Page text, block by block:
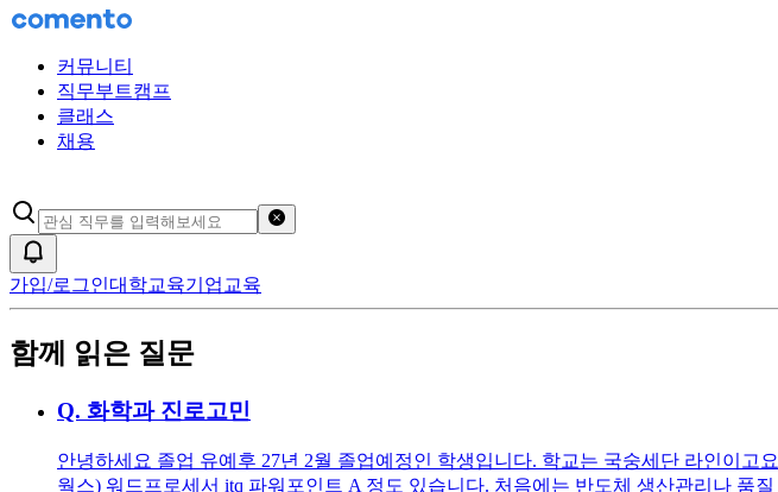
커뮤니티
직무부트캠프
클래스
채용
가입/로그인대학교육기업교육
함께 읽은 질문
Q. 화학과 진로고민
안녕하세요 졸업 유예후 27년 2월 졸업예정인 학생입니다. 학교는 국숭세단 라인이고
웍스) 워드프로세서 itq 파워포인트 A 정도 있습니다. 처음에는 반도체 생산관리나 품